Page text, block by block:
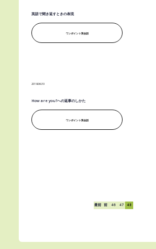
英語で聞き返すときの表現
ワンポイント英会話
2018.06.30
How are you?への返事のしかた
ワンポイント英会話
最前 前 46 47 48